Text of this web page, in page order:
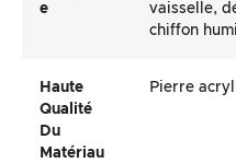
E
vaisselle,
chiffon
Haute
Qualité
Du
Matériau
Pierre